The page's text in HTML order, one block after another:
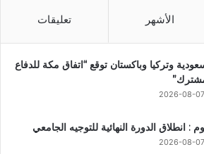
الأشهر تعليقات
وتركيا وباكستان توقع “اتفاق مكة للدفاع
2026-08-07
: انطلاق الدورة النهائية للتوجيه الجامعي
2026-08-07